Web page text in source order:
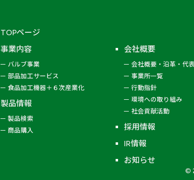
逆止弁
TOPページ
事業内容
バルブ事業
部品加工サービス
食品加工機器＋６次産業化
製品情報
製品検索
商品購入
会社概要
会社概要・沿革・代
事業所一覧
行動指針
環境への取り組み
社会貢献活動
採用情報
IR情報
お知らせ
©